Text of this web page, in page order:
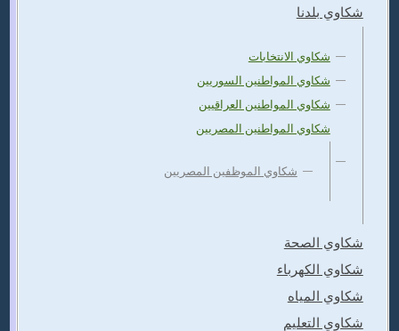
شكاوي بلدنا
شكاوي الانتخابات
شكاوي المواطنين السوريين
شكاوي المواطنين العراقيين
شكاوي المواطنين المصريين
شكاوي الموظفين المصريين
شكاوي الصحة
شكاوي الكهرباء
شكاوي المياه
شكاوي التعليم